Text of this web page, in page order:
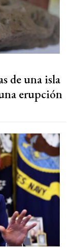
de una isla
erupción